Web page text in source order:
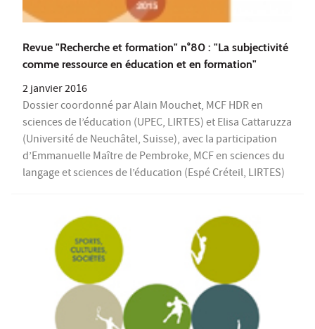
Revue "Recherche et formation" n°80 : "La subjectivité
comme ressource en éducation et en formation"
2 janvier 2016
Dossier coordonné par Alain Mouchet, MCF HDR en
sciences de l’éducation (UPEC, LIRTES) et Elisa Cattaruzza
(Université de Neuchâtel, Suisse), avec la participation
d’Emmanuelle Maître de Pembroke, MCF en sciences du
langage et sciences de l’éducation (Espé Créteil, LIRTES)